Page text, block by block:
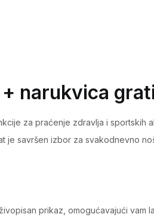
quantity
narukvica
za praćenje zdravlja i
je savršen izbor za svakodnevno
prikaz, omogućavajući